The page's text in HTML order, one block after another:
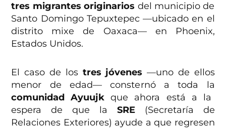
tres migrantes originarios del municipio de
Santo Domingo Tepuxtepec —ubicado en el
distrito mixe de Oaxaca— en Phoenix,
Estados Unidos.
El caso de lostres jóvenes —uno de ellos
menor de edad— consternó a toda la
comunidad Ayuujk que ahora está a la
espera de que la SRE(Secretaría de
Relaciones Exteriores) ayude a que regresen